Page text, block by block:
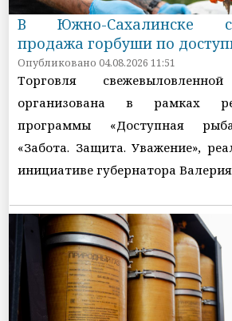
В Южно-Сахалинске
продажа горбуши по
Опубликовано 04.08.2026 11:51
Торговля
организована в рамках
программы «Доступная
«Забота. Защита. Уважение»,
инициативе губернатора